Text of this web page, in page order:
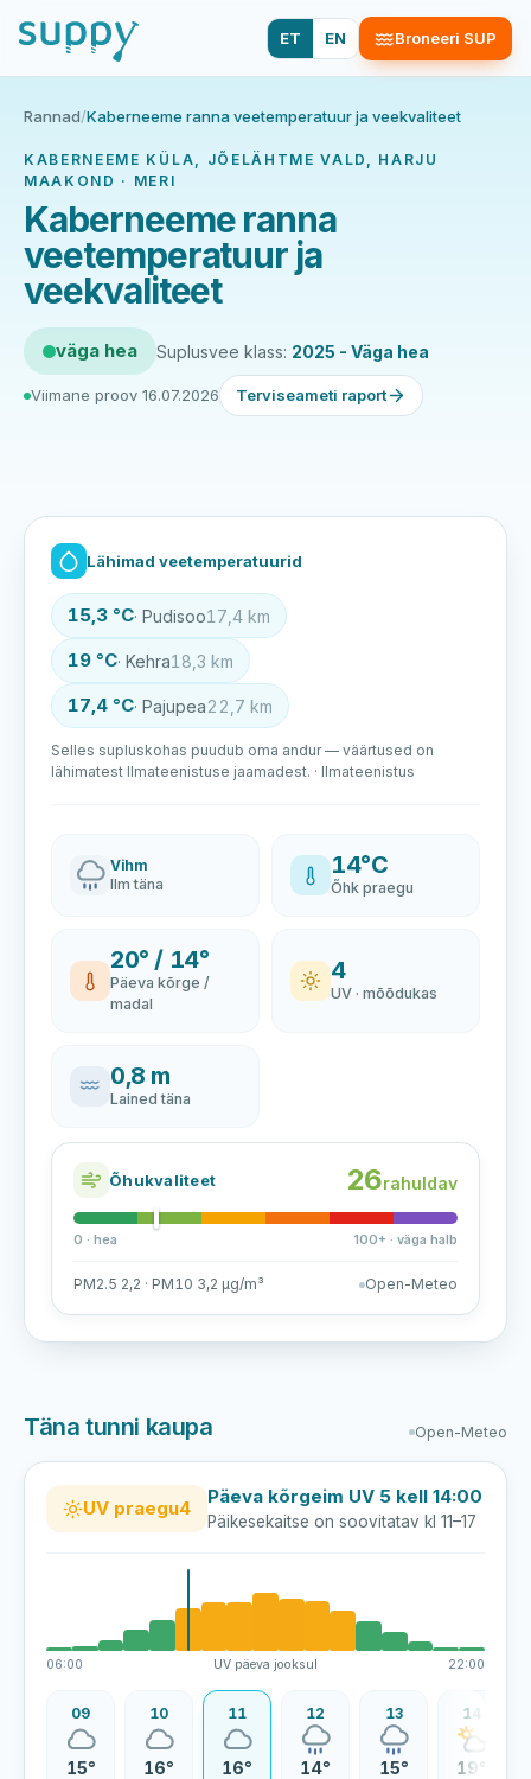
ET EN Broneeri SUP
Rannad/Kaberneeme ranna veetemperatuur ja veekvaliteet
KABERNEEME KÜLA, JÕELÄHTME VALD, HARJU
MAAKOND · MERI
Kaberneeme ranna
veetemperatuur ja
veekvaliteet
väga hea Suplusvee klass: 2025 - Väga hea
Viimane proov 16.07.2026 Terviseameti raport
Lähimad veetemperatuurid
15,3 °C· Pudisoo17,4 km
19 °C· Kehra18,3 km
17,4 °C· Pajupea22,7 km
Selles supluskohas puudub oma andur — väärtused on
lähimatest Ilmateenistuse jaamadest. · Ilmateenistus
Vihm
Ilm täna
14°C
Õhk praegu
20° / 14°
Päeva kõrge /
madal
4
UV · mõõdukas
0,8 m
Lained täna
Õhukvaliteet 26rahuldav
0 · hea 100+ · väga halb
PM2.5 2,2 · PM10 3,2 µg/m³ Open-Meteo
Täna tunni kaupa Open-Meteo
UV praegu4
Päeva kõrgeim UV 5 kell 14:00
Päikesekaitse on soovitatav kl 11–17
06:00 UV päeva jooksul 22:00
09
15°
10
16°
11
16°
12
14°
13
15°
14
19°